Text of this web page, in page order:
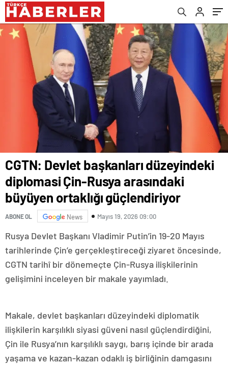
ortaklığı güçlendiriyor
CGTN: Devlet başkanları düzeyindeki
diplomasi Çin-Rusya arasındaki
büyüyen ortaklığı güçlendiriyor
ABONE OL News Mayıs 19, 2026 09:00
Rusya Devlet Başkanı Vladimir Putin’in 19-20 Mayıs
tarihlerinde Çin’e gerçekleştireceği ziyaret öncesinde,
CGTN tarihî bir dönemeçte Çin-Rusya ilişkilerinin
gelişimini inceleyen bir makale yayımladı.
Makale, devlet başkanları düzeyindeki diplomatik
ilişkilerin karşılıklı siyasi güveni nasıl güçlendirdiğini,
Çin ile Rusya’nın karşılıklı saygı, barış içinde bir arada
yaşama ve kazan-kazan odaklı iş birliğinin damgasını
HEYECANI GAZİOSMANPAŞA’DA YAŞANACAK